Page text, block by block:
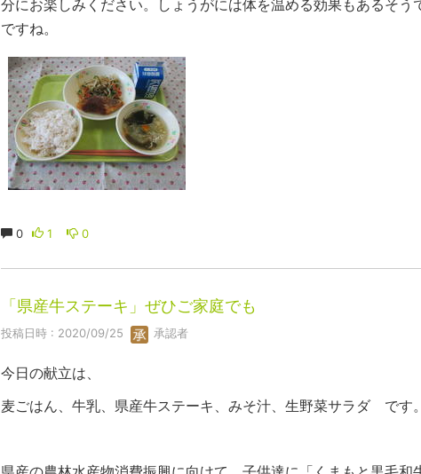
分にお楽しみください。しょうがには体を温める効果もあるそ
ですね。
0 1 0
「県産牛ステーキ」ぜひご家庭でも
投稿日時 : 2020/09/25 承認者
今日の献立は、
麦ごはん、牛乳、県産牛ステーキ、みそ汁、生野菜サラダ です